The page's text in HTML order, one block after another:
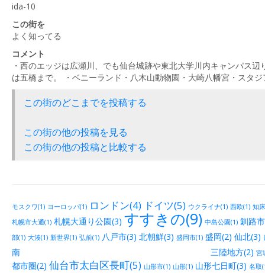
ida-10
この街を
よく知ってる
コメント
・西のエッジは広瀬川、でも仙台城跡や東北大学川内キャンパス
は五橋まで。 ・ベニーランド・八木山動物園・大崎八幡宮・スタ
この街のどこまでを投稿する
この街の他の投稿を見る
この街の他の投稿と比較する
モスクワ(1) ヨーロッパ(1) ロンドン(4) ドイツ(5) ウクライナ(1) 西欧(1) 知
札幌市大通(1) 札幌大通り公園(3) すすきの(9) 中島公園(1) 釧路
部(1) 大湊(1) 新世界(1) 弘前(1) 八戸市(3) 北朝鮮(3) 盛岡市(1) 盛岡(2) 仙北(3)
南 三陸地方(2) 宮
都市圏(2) 仙台市太白区長町(5) 山形市(1) 山形(1) 山形七日町(3) 名取